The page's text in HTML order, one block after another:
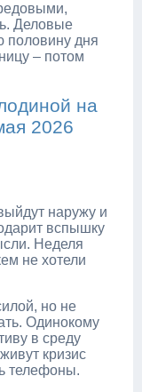
Деловые
половину дня
– потом
на
2026
наружу и
вспышку
Неделя
не хотели
но не
Одинокому
в среду
кризис
телефоны.